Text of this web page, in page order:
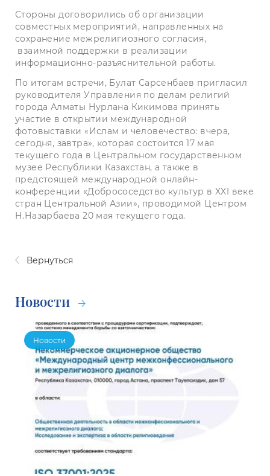
Стороны договорились об организации
совместных мероприятий, направленных на
сохранение межрелигиозного согласия,
взаимной поддержки в реализации
информационно-разъяснительной работы.
По итогам встречи, Булат Сарсенбаев пригласил
руководителя Управления по делам религий
города Алматы Нурлана Кикимова принять
участие в открытии международной
фотовыставки «Ислам и человечество: вчера,
сегодня, завтра», которая состоится 17 мая
текущего года в Центральном государственном
музее Республики Казахстан, а также в
предстоящей международной онлайн-
конференции «Добрососедство культур в XXI веке
стран Центральной Азии», проводимой Центром
Н.Назарбаева 20 мая текущего года.
Вернуться
Новости
Новости